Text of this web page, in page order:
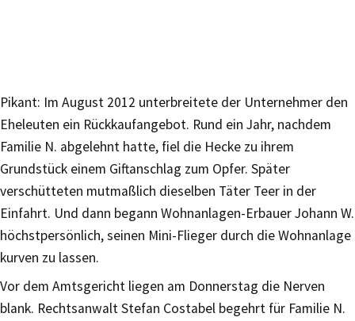
Pikant: Im August 2012 unterbreitete der Unternehmer den
Eheleuten ein Rückkaufangebot. Rund ein Jahr, nachdem
Familie N. abgelehnt hatte, fiel die Hecke zu ihrem
Grundstück einem Giftanschlag zum Opfer. Später
verschütteten mutmaßlich dieselben Täter Teer in der
Einfahrt. Und dann begann Wohnanlagen-Erbauer Johann W.
höchstpersönlich, seinen Mini-Flieger durch die Wohnanlage
kurven zu lassen.
Vor dem Amtsgericht liegen am Donnerstag die Nerven
blank. Rechtsanwalt Stefan Costabel begehrt für Familie N.